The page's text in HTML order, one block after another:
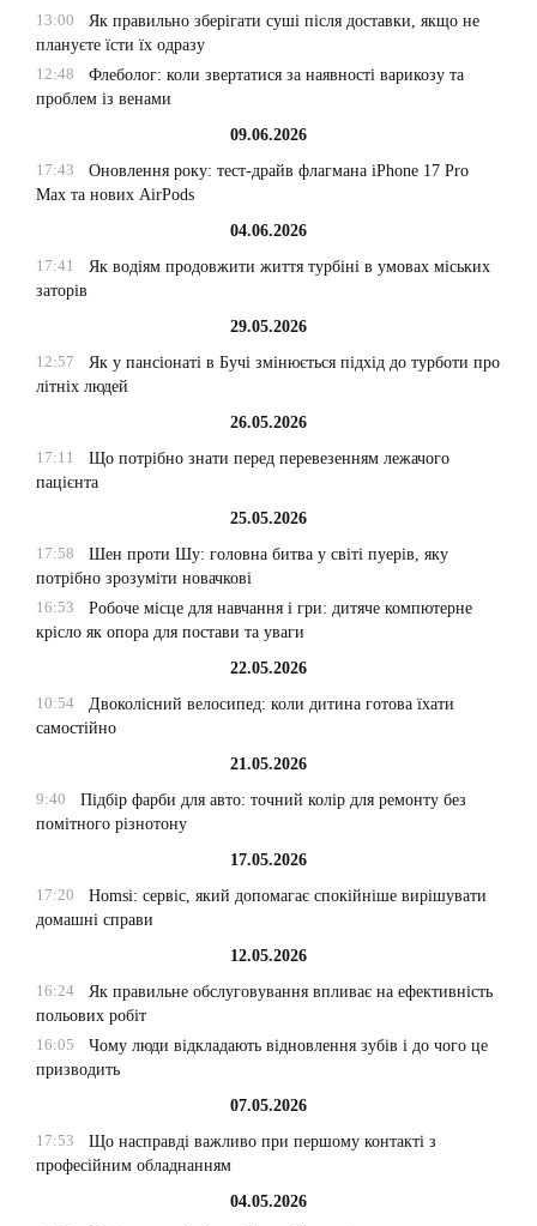
13:00
Як правильно зберігати суші після доставки, якщо не
плануєте їсти їх одразу
12:48
Флеболог: коли звертатися за наявності варикозу та
проблем із венами
09.06.2026
17:43
Оновлення року: тест-драйв флагмана iPhone 17 Pro
Max та нових AirPods
04.06.2026
17:41
Як водіям продовжити життя турбіні в умовах міських
заторів
29.05.2026
12:57
Як у пансіонаті в Бучі змінюється підхід до турботи про
літніх людей
26.05.2026
17:11
Що потрібно знати перед перевезенням лежачого
пацієнта
25.05.2026
17:58
Шен проти Шу: головна битва у світі пуерів, яку
потрібно зрозуміти новачкові
16:53
Робоче місце для навчання і гри: дитяче компютерне
крісло як опора для постави та уваги
22.05.2026
10:54
Двоколісний велосипед: коли дитина готова їхати
самостійно
21.05.2026
9:40
Підбір фарби для авто: точний колір для ремонту без
помітного різнотону
17.05.2026
17:20
Homsi: сервіс, який допомагає спокійніше вирішувати
домашні справи
12.05.2026
16:24
Як правильне обслуговування впливає на ефективність
польових робіт
16:05
Чому люди відкладають відновлення зубів і до чого це
призводить
07.05.2026
17:53
Що насправді важливо при першому контакті з
професійним обладнанням
04.05.2026